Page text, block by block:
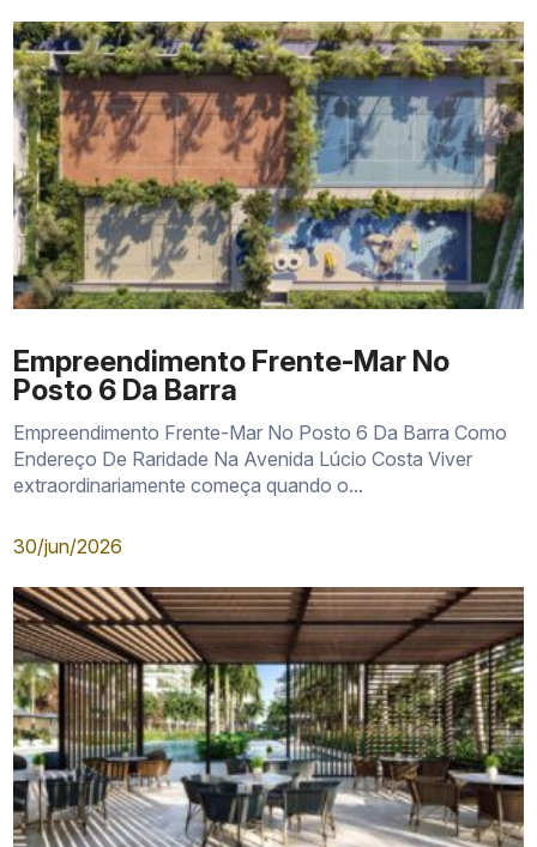
Empreendimento Frente-Mar No
Posto 6 Da Barra
Empreendimento Frente-Mar No Posto 6 Da Barra Como
Endereço De Raridade Na Avenida Lúcio Costa Viver
extraordinariamente começa quando o...
30/jun/2026